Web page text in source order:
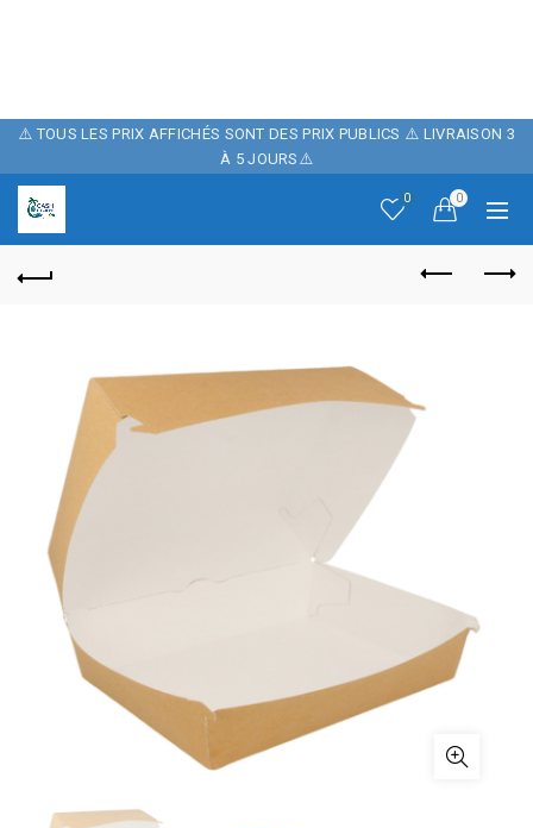
⚠️ TOUS LES PRIX AFFICHÉS SONT DES PRIX PUBLICS ⚠️ LIVRAISON 3
À 5 JOURS⚠️
0 0
10% DE REMISE
SUR NOTRE SITE
AVEC LE CODE